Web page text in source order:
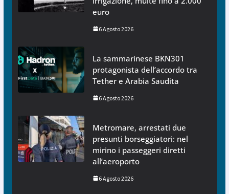
euro
6 Agosto 2026
La sammarinese BKN301
protagonista dell’accordo tra
Tether e Arabia Saudita
6 Agosto 2026
Metromare, arrestati due
presunti borseggiatori: nel
mirino i passeggeri diretti
all’aeroporto
6 Agosto 2026